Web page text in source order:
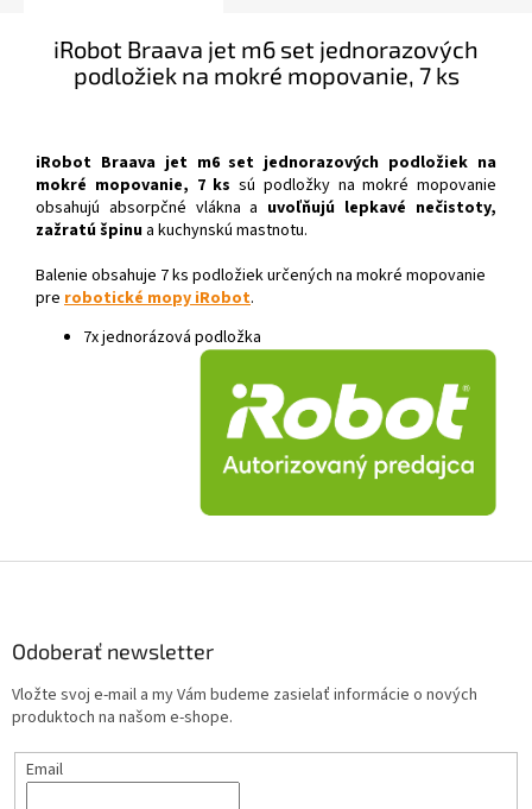
iRobot Braava jet m6 set jednorazových
podložiek na mokré mopovanie, 7 ks
iRobot Braava jet m6 set jednorazových podložiek na
mokré mopovanie, 7 ks sú podložky na mokré mopovanie
obsahujú absorpčné vlákna a uvoľňujú lepkavé nečistoty,
zažratú špinu a kuchynskú mastnotu.
Balenie obsahuje 7 ks podložiek určených na mokré mopovanie
pre robotické mopy iRobot.
7x jednorázová podložka
Odoberať newsletter
Vložte svoj e-mail a my Vám budeme zasielať informácie o nových
produktoch na našom e-shope.
Email